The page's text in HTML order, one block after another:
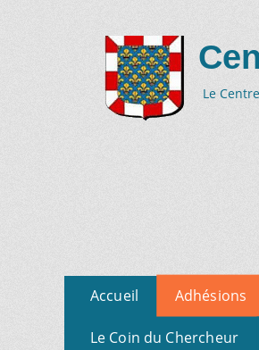
Le
Menu
primaire
contenu
Accueil Adhésions
Le Coin du Chercheur